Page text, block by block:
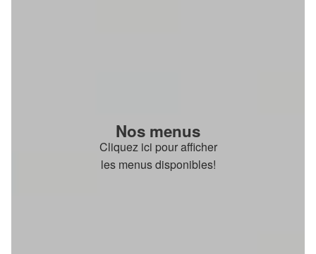
Nos menus
Cliquez ici pour afficher
les menus disponibles!